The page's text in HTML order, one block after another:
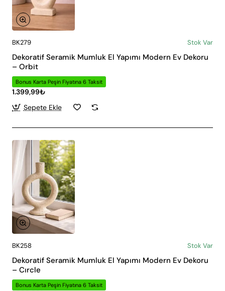
BK279 Stok Var
Dekoratif Seramik Mumluk El Yapımı Modern Ev Dekoru
– Orbit
Bonus Karta Peşin Fiyatına 6 Taksit
1.399,99₺
Sepete Ekle
BK258 Stok Var
Dekoratif Seramik Mumluk El Yapımı Modern Ev Dekoru
– Cırcle
Bonus Karta Peşin Fiyatına 6 Taksit